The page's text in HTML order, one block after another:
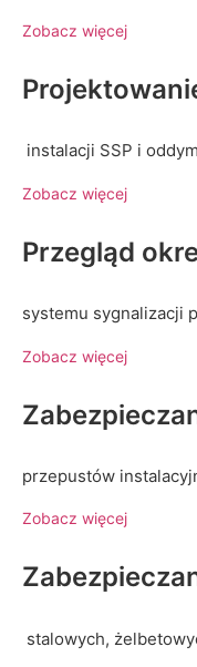
Zobacz więcej
instalacji SSP i
Zobacz więcej
Przegląd
systemu sygnalizacji
Zobacz więcej
przepustów
Zobacz więcej
stalowych,